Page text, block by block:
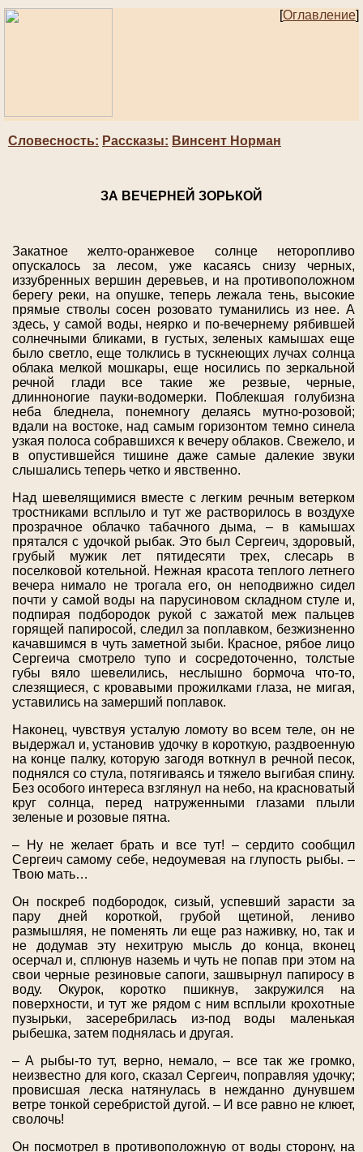
[Оглавление]
Словесность: Рассказы: Винсент Норман
ЗА ВЕЧЕРНЕЙ ЗОРЬКОЙ
Закатное желто-оранжевое солнце неторопливо
опускалось за лесом, уже касаясь снизу черных,
иззубренных вершин деревьев, и на противоположном
берегу реки, на опушке, теперь лежала тень, высокие
прямые стволы сосен розовато туманились из нее. А
здесь, у самой воды, неярко и по-вечернему рябившей
солнечными бликами, в густых, зеленых камышах еще
было светло, еще толклись в тускнеющих лучах солнца
облака мелкой мошкары, еще носились по зеркальной
речной глади все такие же резвые, черные,
длинноногие пауки-водомерки. Поблекшая голубизна
неба бледнела, понемногу делаясь мутно-розовой;
вдали на востоке, над самым горизонтом темно синела
узкая полоса собравшихся к вечеру облаков. Свежело, и
в опустившейся тишине даже самые далекие звуки
слышались теперь четко и явственно.
Над шевелящимися вместе с легким речным ветерком
тростниками всплыло и тут же растворилось в воздухе
прозрачное облачко табачного дыма, – в камышах
прятался с удочкой рыбак. Это был Сергеич, здоровый,
грубый мужик лет пятидесяти трех, слесарь в
поселковой котельной. Нежная красота теплого летнего
вечера нимало не трогала его, он неподвижно сидел
почти у самой воды на парусиновом складном стуле и,
подпирая подбородок рукой с зажатой меж пальцев
горящей папиросой, следил за поплавком, безжизненно
качавшимся в чуть заметной зыби. Красное, рябое лицо
Сергеича смотрело тупо и сосредоточенно, толстые
губы вяло шевелились, неслышно бормоча что-то,
слезящиеся, с кровавыми прожилками глаза, не мигая,
уставились на замерший поплавок.
Наконец, чувствуя усталую ломоту во всем теле, он не
выдержал и, установив удочку в короткую, раздвоенную
на конце палку, которую загодя воткнул в речной песок,
поднялся со стула, потягиваясь и тяжело выгибая спину.
Без особого интереса взглянул на небо, на красноватый
круг солнца, перед натруженными глазами плыли
зеленые и розовые пятна.
– Ну не желает брать и все тут! – сердито сообщил
Сергеич самому себе, недоумевая на глупость рыбы. –
Твою мать…
Он поскреб подбородок, сизый, успевший зарасти за
пару дней короткой, грубой щетиной, лениво
размышляя, не поменять ли еще раз наживку, но, так и
не додумав эту нехитрую мысль до конца, вконец
осерчал и, сплюнув наземь и чуть не попав при этом на
свои черные резиновые сапоги, зашвырнул папиросу в
воду. Окурок, коротко пшикнув, закружился на
поверхности, и тут же рядом с ним всплыли крохотные
пузырьки, засеребрилась из-под воды маленькая
рыбешка, затем поднялась и другая.
– А рыбы-то тут, верно, немало, – все так же громко,
неизвестно для кого, сказал Сергеич, поправляя удочку;
провисшая леска натянулась в нежданно дунувшем
ветре тонкой серебристой дугой. – И все равно не клюет,
сволочь!
Он посмотрел в противоположную от воды сторону, на